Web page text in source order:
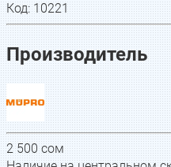
Код:10221
Производитель
2 500сом